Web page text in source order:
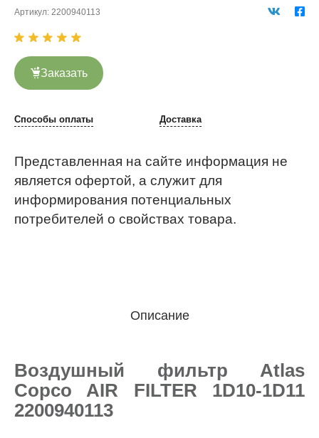
Артикул: 2200940113
Заказать
Способы оплаты Доставка
Представленная на сайте информация не
является офертой, а служит для
информирования потенциальных
потребителей о свойствах товара.
Описание
Воздушный фильтр Atlas
Copco AIR FILTER 1D10-1D11
2200940113